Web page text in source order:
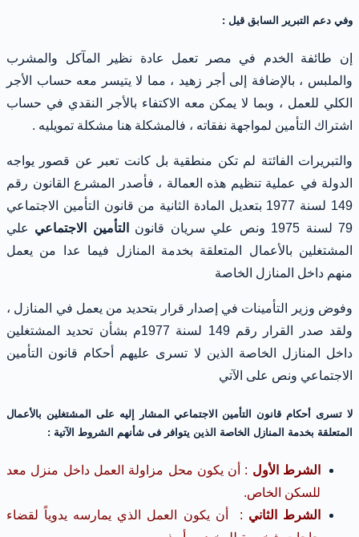
وفي دعم التبرير السابق قيل :
إن طائفة الخدم في مصر تعمل عادة نظير المآكل والمشرب
والملبس ، بالإضافة إلى أجر زهيد ، مما لا يتيسر معه حساب الأجر
الكلي للعمل ، وبما لا يمكن معه الاكتفاء بالأجر النقدي في حساب
اشتراك التأمين لمواجهة نفقاته ، فالمشكلة هنا مشكلة تمويليه .
والتبريرات الفائتة لم تكن منطقية بل كانت تعبر عن قصور يواجه
الدولة في عملية تنظيم هذه العمالة ، فأصدر المشرع القانون رقم
149 لسنة 1977 بتعديل المادة الثانية من قانون التأمين الاجتماعي
79 لسنة 1975 ونص علي سريان قانون
التأمين الاجتماعي علي
المشتغلين بالأعمال المتعلقة بخدمة المنازل فيما عدا من يعمل
منهم داخل المنازل الخاصة
وفوض وزير التأمينات في إصدار قرار بتحديد من يعمل في المنازل ،
ولقد صدر القرار رقم 149 لسنة 1977م بشأن تحديد المشتغلين
داخل المنازل الخاصة الذين لا تسرى عليهم أحكام قانون التأمين
الاجتماعي ونص على الآتي
لا تسرى أحكام قانون التأمين الاجتماعي المشار إليه على المشتغلين بالأعمال
المتعلقة بخدمة المنازل الخاصة الذين يتوافر فى شأنهم الشروط الآتية :
الشرط الأول : أن يكون محل مزاولة العمل داخل منزل معد
للسكن الخاص.
الشرط الثاني : أن يكون العمل الذي يمارسه يدوياً لقضاء